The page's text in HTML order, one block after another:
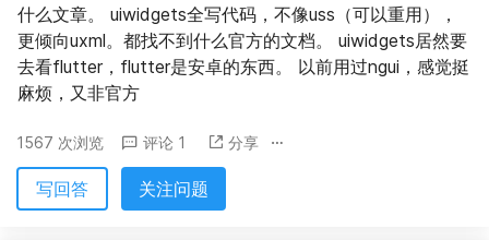
什么文章。 uiwidgets全写代码，不像uss（可以重用），
更倾向uxml。都找不到什么官方的文档。 uiwidgets居然要
去看flutter，flutter是安卓的东西。 以前用过ngui，感觉挺
麻烦，又非官方
1567 次浏览 评论 1 分享
写回答 关注问题